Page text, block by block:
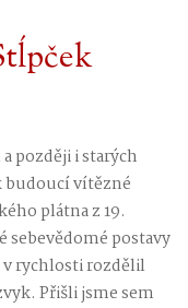
později i starých
budoucí vítězné
plátna z 19.
sebevědomé postavy
v rychlosti rozdělil
Přišli jsme sem